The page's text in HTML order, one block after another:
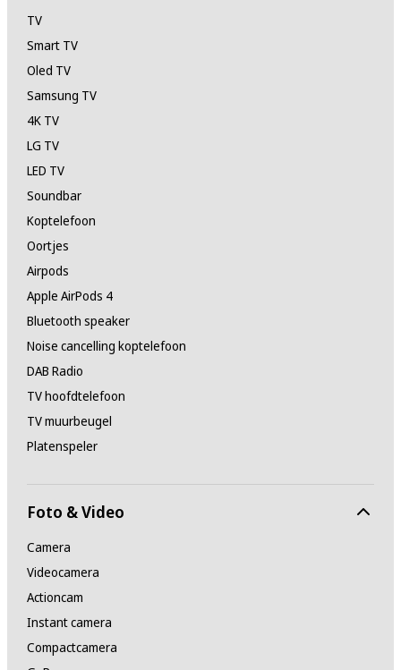
TV
Smart TV
Oled TV
Samsung TV
4K TV
LG TV
LED TV
Soundbar
Koptelefoon
Oortjes
Airpods
Apple AirPods 4
Bluetooth speaker
Noise cancelling koptelefoon
DAB Radio
TV hoofdtelefoon
TV muurbeugel
Platenspeler
Foto & Video
Camera
Videocamera
Actioncam
Instant camera
Compactcamera